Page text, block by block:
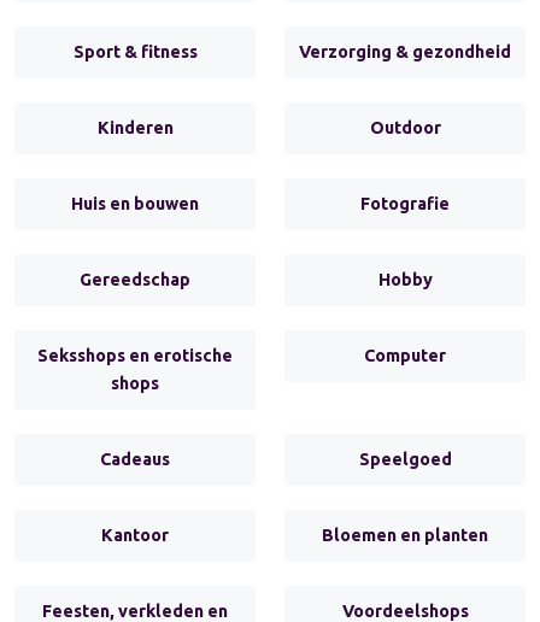
Sport & fitness Verzorging & gezondheid
Kinderen Outdoor
Huis en bouwen Fotografie
Gereedschap Hobby
Seksshops en erotische
shops
Computer
Cadeaus Speelgoed
Kantoor Bloemen en planten
Feesten, verkleden en
Voordeelshops